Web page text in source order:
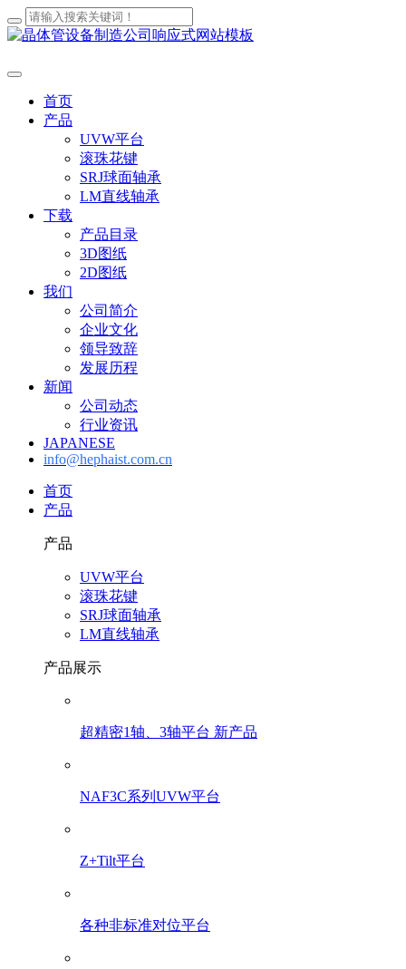
首页
产品
UVW平台
滚珠花键
SRJ球面轴承
LM直线轴承
下载
产品目录
3D图纸
2D图纸
我们
公司简介
企业文化
领导致辞
发展历程
新闻
公司动态
行业资讯
JAPANESE
info@hephaist.com.cn
首页
产品
产品
UVW平台
滚珠花键
SRJ球面轴承
LM直线轴承
产品展示
超精密1轴、3轴平台 新产品
NAF3C系列UVW平台
Z+Tilt平台
各种非标准对位平台